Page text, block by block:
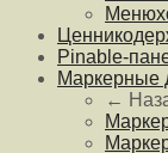
Pinable-
Маркерные
←